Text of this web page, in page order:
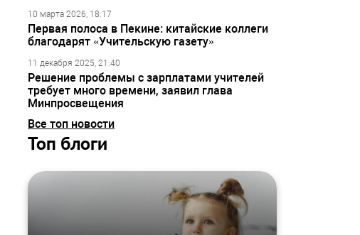
10 марта 2026, 18:17
Первая полоса в Пекине: китайские коллеги
благодарят «Учительскую газету»
11 декабря 2025, 21:40
Решение проблемы с зарплатами учителей
требует много времени, заявил глава
Минпросвещения
Все топ новости
Топ блоги